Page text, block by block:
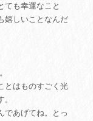
ても幸運なこと
嬉しいことなんだ
とはものすごく光
であげてね。とっ